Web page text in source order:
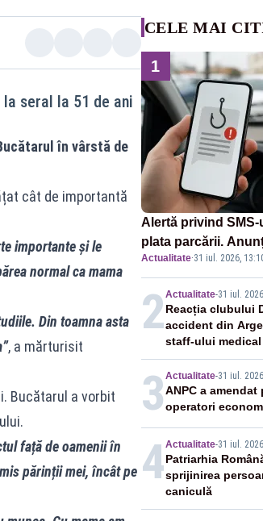
seral la 51 de ani
în vârstă de
cât de importantă
importante și le
normal ca mama
Din toamna asta
, a mărturisit
Bucătarul a vorbit
față de oamenii în
părinții mei, încât pe
CELE MAI
1
Alertă privind
plata parcării.
asupra unei noi
online
Actualitate·31 iul. 2026,
2Actualitate-31 iul.
Reacția clubului
accident din
staff-ului
Adrian Ropotan
3 Actualitate-31 iul.
ANPC a amendat
operatori
4Actualitate-31 iul.
Patriarhia
sprijinirea
caniculă